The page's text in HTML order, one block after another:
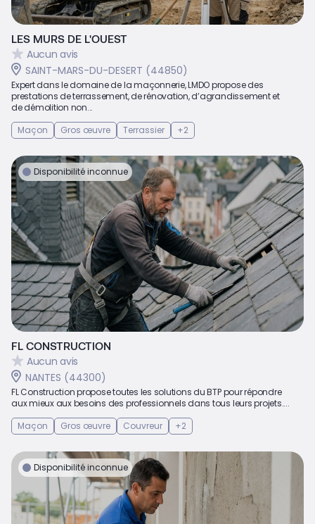
LES MURS DE L'OUEST
Aucun avis
SAINT-MARS-DU-DESERT (44850)
Expert dans le domaine de la maçonnerie, LMDO propose des
prestations de terrassement, de rénovation, d’agrandissement et
de démolition non...
Maçon
Gros œuvre Terrassier +2
Disponibilité inconnue
FL CONSTRUCTION
Aucun avis
NANTES (44300)
FL Construction propose toutes les solutions du BTP pour répondre
aux mieux aux besoins des professionnels dans tous leurs projets....
Maçon
Gros œuvre Couvreur +2
Disponibilité inconnue